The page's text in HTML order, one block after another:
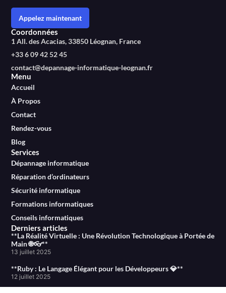
Appelez maintenant
Coordonnées
1 All. des Acacias, 33850 Léognan, France
+33 6 09 42 52 45
contact@depannage-informatique-leognan.fr
Menu
Accueil
À Propos
Contact
Rendez-vous
Blog
Services
Dépannage informatique
Réparation d’ordinateurs
Sécurité informatique
Formations informatiques
Conseils informatiques
Derniers articles
**La Réalité Virtuelle : Une Révolution Technologique à Portée de
Main 🌐👓**
13 juillet 2025
**Ruby : Le Langage Élégant pour les Développeurs 💎**
12 juillet 2025